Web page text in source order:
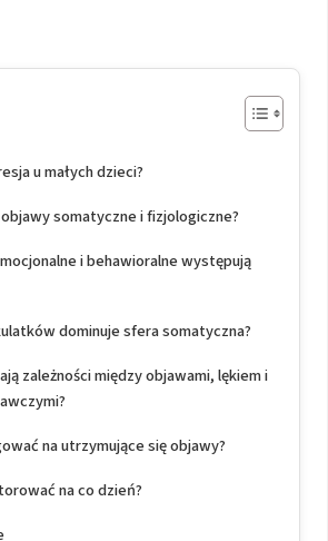
u małych dzieci?
somatyczne i fizjologiczne?
i behawioralne występują
dominuje sfera somatyczna?
zależności między objawami, lękiem i
na utrzymujące się objawy?
na co dzień?